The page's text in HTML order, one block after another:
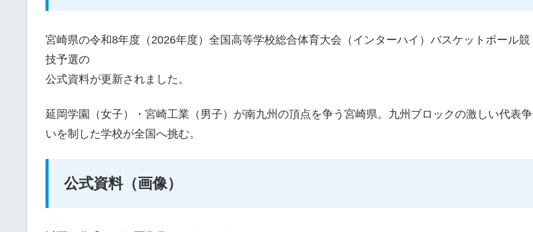
宮崎県の令和8年度（2026年度）全国高等学校総合体育大会（インターハイ）バスケットボール競
技予選の
公式資料が更新されました。
延岡学園（女子）・宮崎工業（男子）が南九州の頂点を争う宮崎県。九州ブロックの激しい代表争
いを制した学校が全国へ挑む。
公式資料（画像）